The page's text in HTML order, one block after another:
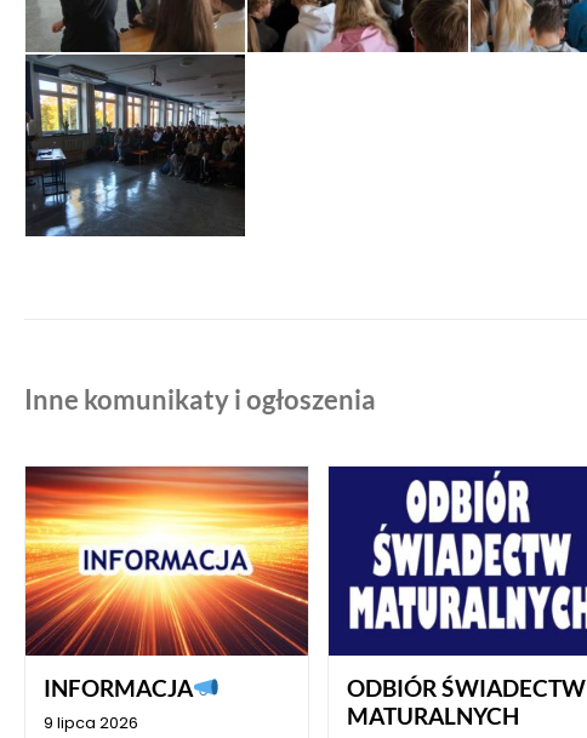
Inne komunikaty i ogłoszenia
INFORMACJA
9 lipca 2026
ODBIÓR ŚWIADECTW
MATURALNYCH